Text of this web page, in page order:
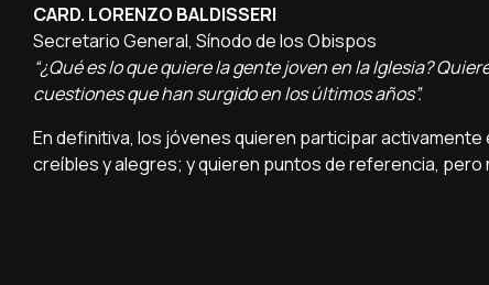
CARD. LORENZO BALDISSERI
Secretario General, Sínodo de los Obispos
“¿Qué es lo que quiere la gente joven en la Iglesia?
cuestiones que han surgido en los últimos años”.
En definitiva, los jóvenes quieren participar
creíbles y alegres; y quieren puntos de referencia,